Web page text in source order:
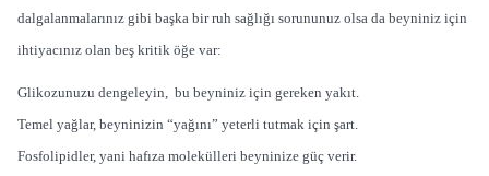
dalgalanmalarınız gibi başka bir ruh sağlığı sorununuz olsa da beyniniz için
ihtiyacınız olan beş kritik öğe var:
Glikozunuzu dengeleyin, bu beyniniz için gereken yakıt.
Temel yağlar, beyninizin “yağını” yeterli tutmak için şart.
Fosfolipidler, yani hafıza molekülleri beyninize güç verir.